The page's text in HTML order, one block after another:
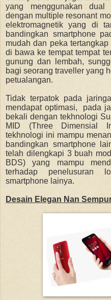
yang menggunakan
dengan multiple resonant
elektromagnetik yang di
bandingkan smartphone
mudah dan peka
di bawa ke tempat tempat
gunung dan lembah,
bagi seorang traveller yang
petualangan.
Tidak terpatok pada
mendapat optimasi, pada
bekali dengan tekhnologi
MID (Three Dimensial
tekhnologi ini mampu
bandingkan smartphone
telah dilengkapi 3 buah
BDS) yang mampu
terhadap penelusuran
smartphone lainya.
Desain Elegan Nan